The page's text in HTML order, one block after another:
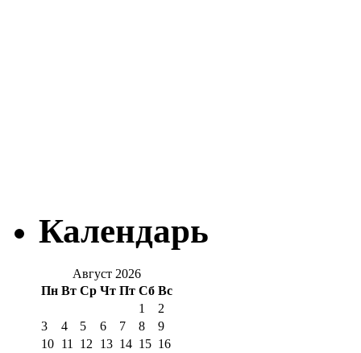
Календарь
Август 2026
Пн Вт Ср Чт Пт Сб Вс
1
2
3
4 5 6 7 8
9
10 11 12 13 14 15 16